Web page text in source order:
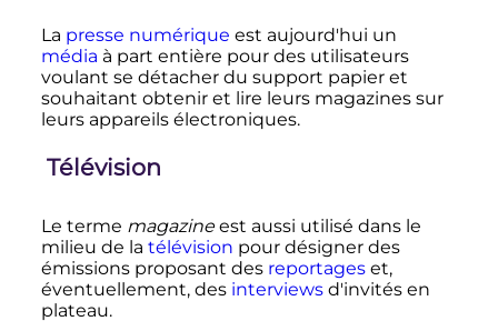
La presse numérique est aujourd'hui un
média à part entière pour des utilisateurs
voulant se détacher du support papier et
souhaitant obtenir et lire leurs magazines sur
leurs appareils électroniques.
Télévision
Le terme magazineest aussi utilisé dans le
milieu de la télévision pour désigner des
émissions proposant des reportageset,
éventuellement, des interviewsd'invités en
plateau.